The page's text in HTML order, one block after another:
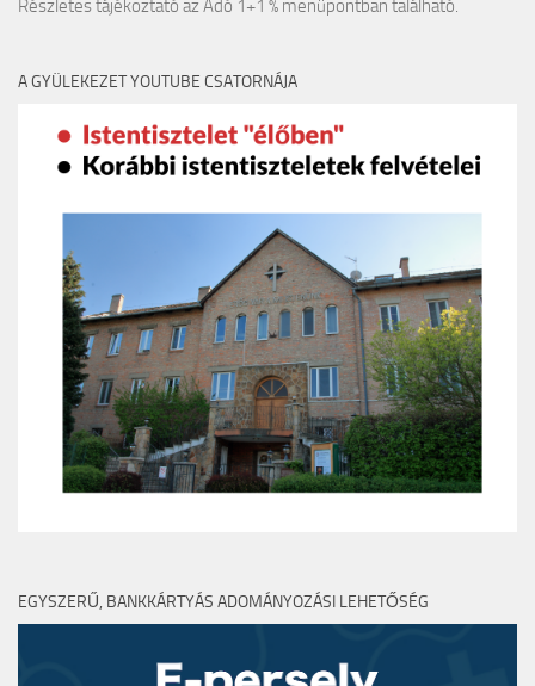
Részletes tájékoztató az Adó 1+1 % menüpontban található.
A GYÜLEKEZET YOUTUBE CSATORNÁJA
EGYSZERŰ, BANKKÁRTYÁS ADOMÁNYOZÁSI LEHETŐSÉG